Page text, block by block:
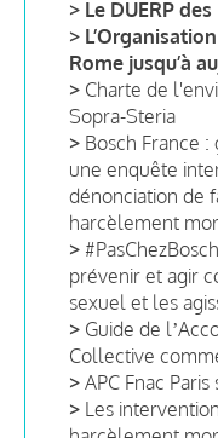
> Le DUERP
>
Rome jusqu’à
> Charte de
Sopra-Steria
> Bosch France
une enquête
dénonciation de
harcèlement
>
prévenir et agir
sexuel et les
> Guide de
Collective
> APC Fnac
> Les